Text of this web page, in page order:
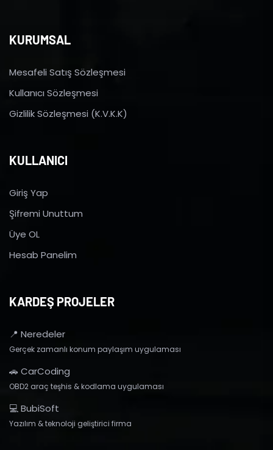
KURUMSAL
Mesafeli Satış Sözleşmesi
Kullanıcı Sözleşmesi
Gizlilik Sözleşmesi (K.V.K.K)
KULLANICI
Giriş Yap
Şifremi Unuttum
Üye OL
Hesab Panelim
KARDEŞ PROJELER
📍 Neredeler
Gerçek zamanlı konum paylaşım uygulaması
🚗 CarCoding
OBD2 araç teşhis & kodlama uygulaması
💻 BubiSoft
Yazılım & teknoloji geliştirici firma